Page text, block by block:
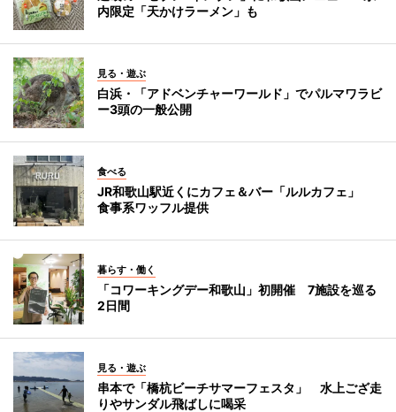
内限定「天かけラーメン」も
見る・遊ぶ
白浜・「アドベンチャーワールド」でパルマワラビ
ー3頭の一般公開
食べる
JR和歌山駅近くにカフェ＆バー「ルルカフェ」
食事系ワッフル提供
暮らす・働く
「コワーキングデー和歌山」初開催 7施設を巡る
2日間
見る・遊ぶ
串本で「橋杭ビーチサマーフェスタ」 水上ござ走
りやサンダル飛ばしに喝采